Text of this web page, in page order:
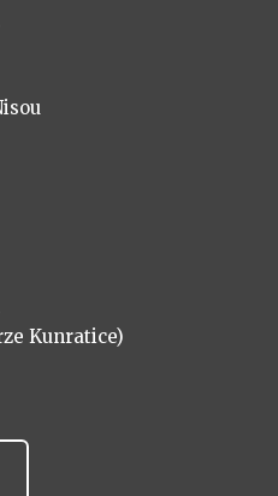
Kunratice)